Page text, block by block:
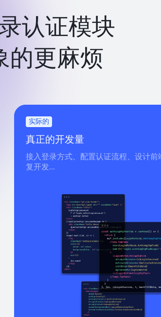
认证模块
的更麻烦
实际的
真正的开发量
接入登录方式、配置认证流程、设计
复开发...